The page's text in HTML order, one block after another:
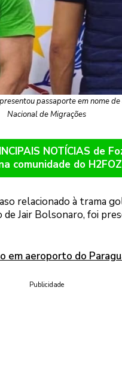
passaporte em nome
Nacional de Migrações
NOTÍCIAS de
comunidade do
relacionado à trama
Jair Bolsonaro, foi
em aeroporto do
Publicidade